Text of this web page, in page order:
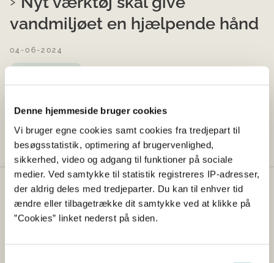
Denne hjemmeside bruger cookies
Vi bruger egne cookies samt cookies fra tredjepart til
besøgsstatistik, optimering af brugervenlighed,
sikkerhed, video og adgang til funktioner på sociale
medier. Ved samtykke til statistik registreres IP-adresser,
der aldrig deles med tredjeparter. Du kan til enhver tid
ændre eller tilbagetrække dit samtykke ved at klikke på
”Cookies” linket nederst på siden.
vandmiljøet en hjælpende hånd
04-06-2024
Det er godt både for vandmiljøet og for den enkelte
landbruger.
Kontakt
Styrelsen for Grøn Arealomlægning og Vandmiljø
1780 København V